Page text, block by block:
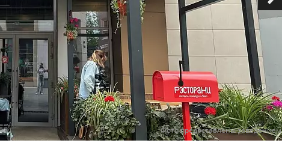
Фото предоставлены заведением